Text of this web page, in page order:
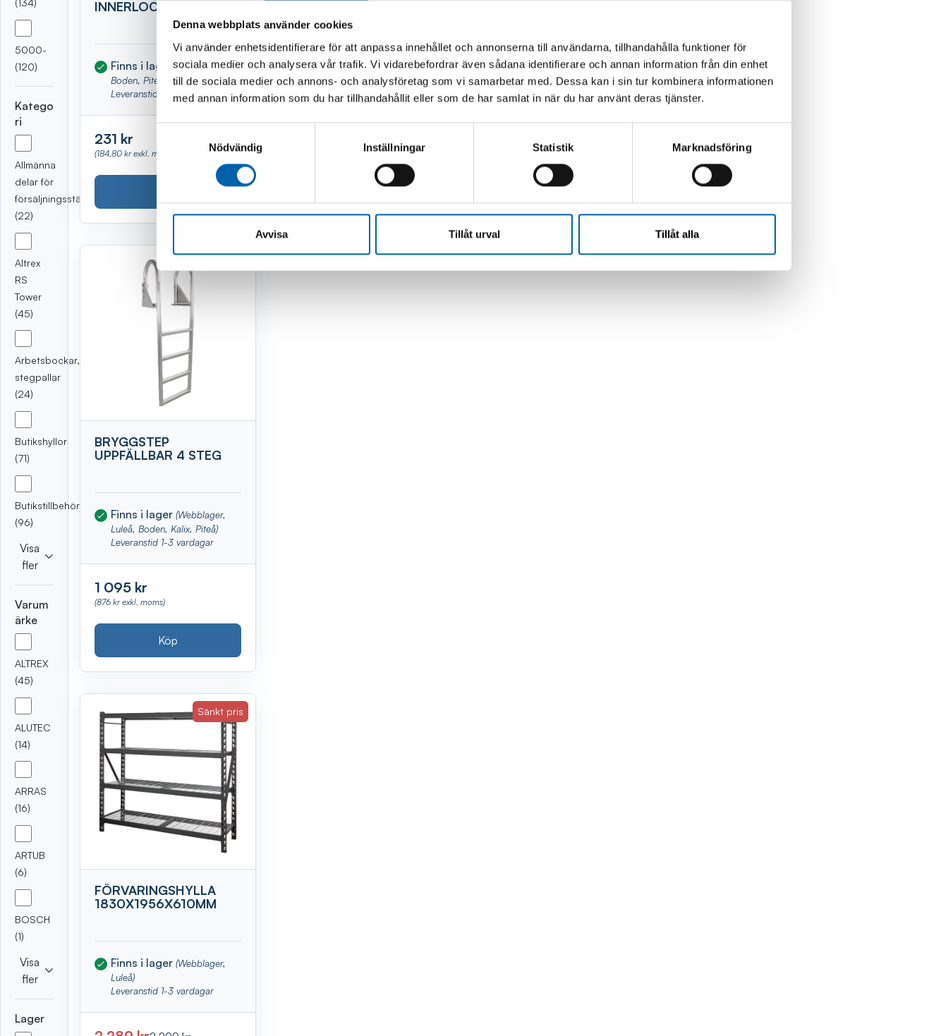
Denna webbplats använder cookies
Vi använder enhetsidentifierare för att anpassa innehållet och annonserna till användarna, tillhandahålla funktioner för
sociala medier och analysera vår trafik. Vi vidarebefordrar även sådana identifierare och annan information från din enhet
till de sociala medier och annons- och analysföretag som vi samarbetar med. Dessa kan i sin tur kombinera informationen
med annan information som du har tillhandahållit eller som de har samlat in när du har använt deras tjänster.
Nödvändig
Inställningar Statistik Marknadsföring
Avvisa Tillåt urval Tillåt alla
(134)
5000-
(120)
Katego
ri
Allmänna
delar för
försäljningsställningar
(22)
Altrex
RS
Tower
(45)
Arbetsbockar,
stegpallar
(24)
Butikshyllor
(71)
Butikstillbehör
(96)
Visa
fler
Varum
ärke
ALTREX
(45)
ALUTEC
(14)
ARRAS
(16)
ARTUB
(6)
BOSCH
(1)
Visa
fler
Lager
INNERLOCK
Finns i lager(Webblager,
Boden, Piteå)
Leveranstid 1-3 vardagar
231 kr
(184,80 kr exkl. moms)
BRYGGSTEP
UPPFÄLLBAR 4 STEG
Finns i lager(Webblager,
Luleå, Boden, Kalix, Piteå)
Leveranstid 1-3 vardagar
1 095 kr
(876 kr exkl. moms)
Köp
Sänkt pris
FÖRVARINGSHYLLA
1830X1956X610MM
Finns i lager(Webblager,
Luleå)
Leveranstid 1-3 vardagar